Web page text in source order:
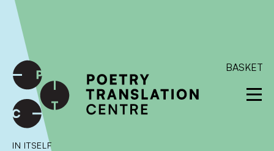
International shipping available - enter your address at
checkout to calculate the rate
SKIP TO CONTENT
BASKET
IN ITSELF